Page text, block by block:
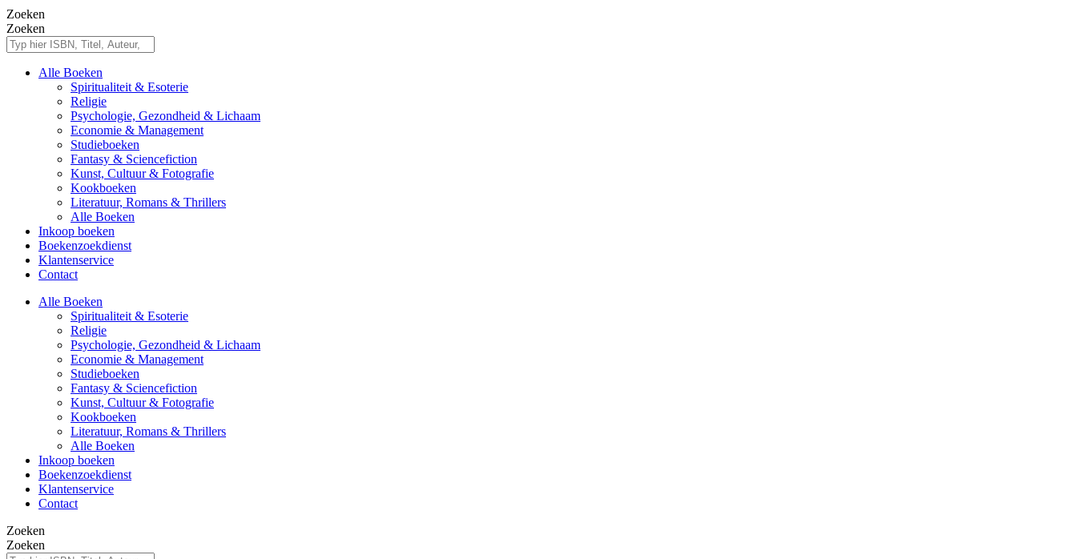
Zoeken
Zoeken
Alle Boeken
Spiritualiteit & Esoterie
Religie
Psychologie, Gezondheid & Lichaam
Economie & Management
Studieboeken
Fantasy & Sciencefiction
Kunst, Cultuur & Fotografie
Kookboeken
Literatuur, Romans & Thrillers
Alle Boeken
Inkoop boeken
Boekenzoekdienst
Klantenservice
Contact
Alle Boeken
Spiritualiteit & Esoterie
Religie
Psychologie, Gezondheid & Lichaam
Economie & Management
Studieboeken
Fantasy & Sciencefiction
Kunst, Cultuur & Fotografie
Kookboeken
Literatuur, Romans & Thrillers
Alle Boeken
Inkoop boeken
Boekenzoekdienst
Klantenservice
Contact
Zoeken
Zoeken